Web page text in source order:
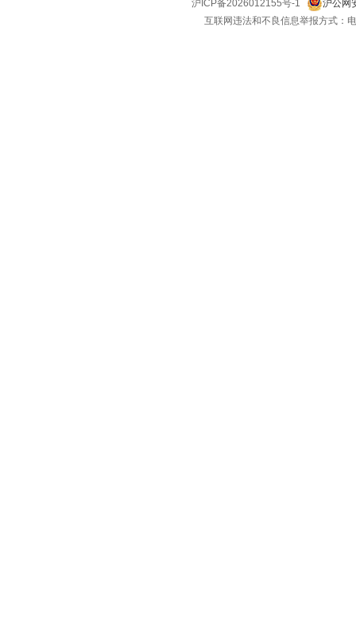
沪ICP备2026012155号-1
沪公网
互联网违法和不良信息举报方式：